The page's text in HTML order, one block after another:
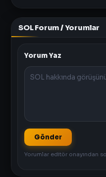
SOL Forum / Yorumlar
Yorum Yaz
Gönder
Yorumlar editör onayından